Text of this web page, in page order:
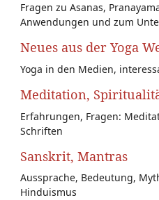
Fragen zu Asanas,
Anwendungen und zum
Neues aus der Yoga
Yoga in den Medien,
Meditation,
Erfahrungen, Fragen:
Schriften
Sanskrit, Mantras
Aussprache, Bedeutung,
Hinduismus